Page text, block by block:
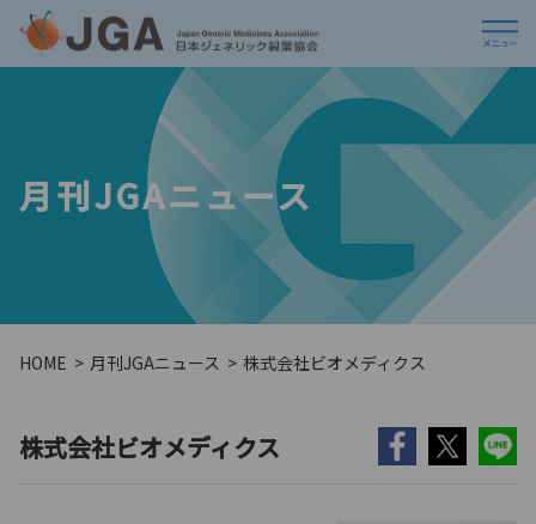
月刊JGAニュース
HOME 月刊JGAニュース 株式会社ビオメディクス
株式会社ビオメディクス